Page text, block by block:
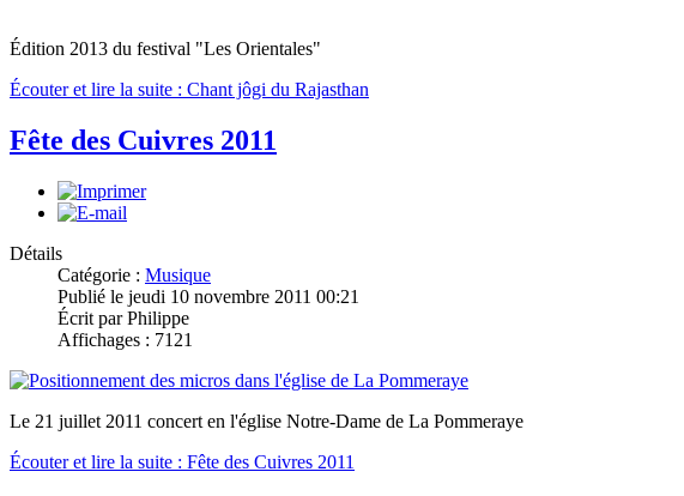
Édition 2013 du festival "Les Orientales"
Écouter et lire la suite : Chant jôgi du Rajasthan
Fête des Cuivres 2011
Détails
Catégorie : Musique
Publié le jeudi 10 novembre 2011 00:21
Écrit par Philippe
Affichages : 7121
Le 21 juillet 2011 concert en l'église Notre-Dame de La Pommeraye
Écouter et lire la suite : Fête des Cuivres 2011